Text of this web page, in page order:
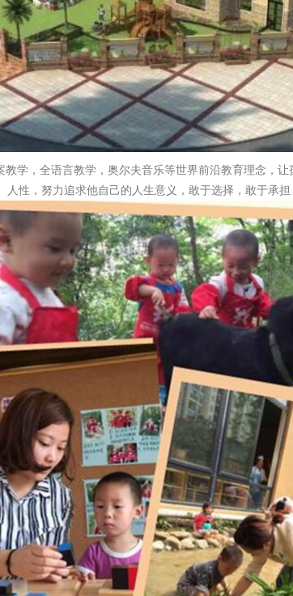
学，全语言教学，奥尔夫音乐等世界前沿教育理念，
性，努力追求他自己的人生意义，敢于选择，敢于承担